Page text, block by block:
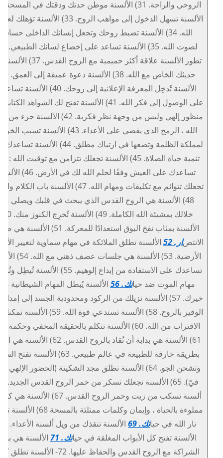
الألسنة تسهل الدخول إلى مواهب الروح. 33) الألسنة
الله. 34) الألسنة تضبط روحك وتجعل إنسانك الداخلى حساسًا
تطور الألسنة علاقة أكثر حميمية مع الروح
الألسنة تُدخِل المعرفة الإعلانية إلى روحك. 40) الألسنة
على الوصول إلى فكر الله. 41) الألسنة تفتح لك الشواهد
منظور إلهي وليس من وجهة نظر فكرية. 42) الألسنة
الله ، الرمح الذي يقضي على الأعداء. 43) الألسنة تسبب
لمملكة الظلمة وتضعها في ارتباك مطلق. 44) الألسنة
تنمية حياة الصلاة. 45) الألسنة تجعلك تتزامن مع توقيت الله
تساعدك على العيش وفقًا لحلم الله لك في الأرض.
تجعلك تتوائم مع تكليفات ومهام الله. 47) الألسنة باب
48) الألسنة هي الروح القدس الذي يبحث في قلبك ويصلي
الألسنة بمثاب نفخ البوق استعدادًا للمعركة. 51)
الانتصار. 52
الألسنة تطلق الملائكة في مهام سماوية لتغيير
الأرضية. 53) الألسنة هي جلسات عصف
تساعدك على الاستفادة من إبداع إلوهيم. 55) الألسنة
مهام الموت ضد حياتك. 56
الألسنة يُبطل المهام الشيطانية
خيرك. 57) الألسنة تزيلك من الركود ومحدودية الجسد إلى إمداد
الوفير بالروح. 58) الألسنة تستدعي قوة الله. 59)
الاقتراب من الله. 60) الألسنة تتكلم بالحقيقة المخفي وحكمة
61) الألسنة هي بداية أن تُقاد بالروح القدس. 62)
بطريقة خارقة للطبيعة في عالم طبيعي. 63) الألسنة
وتشحن الجو. 64) الألسنة تطلق مجد الشكينة (الحضور الإلهي
ألسنة تسكب من زيت وخمر الروح القدس. 67)
مملوءة بالحياة ، وإيمان وكلمات ممتلئة بالمسحة
نار الله في حياتك. 69
الألسنة تفتح كل الأبواب المغلقة في حياتك. 71
الألسنة هي
الشراكة مع الروح القدس والحفاظ عليها. 72- الألسنة